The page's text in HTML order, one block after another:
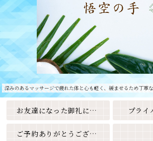
深みのあるマッサージで疲れた体と心も軽く、緩ませるため丁寧
お友達になった御礼に素敵なクーポンをプレゼント🎁 プライ
ご予約ありがとうございます